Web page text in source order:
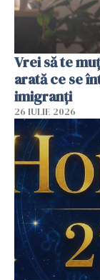
Vrei să te
arată ce se
imigranți
26 IULIE 2026